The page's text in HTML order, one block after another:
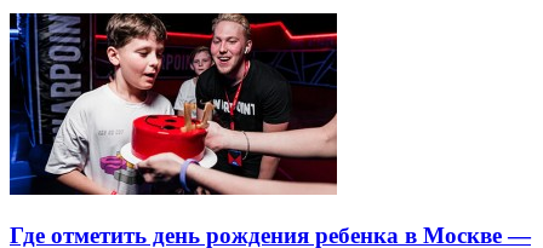
Где отметить день рождения ребенка в Москве —